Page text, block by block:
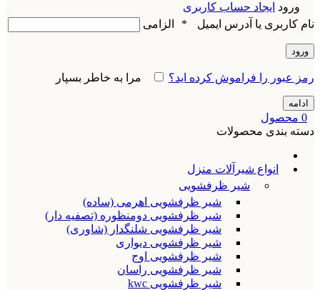
ورود ایجاد حساب کاربری
نام کاربری یا آدرس ایمیل
* الزامی
ورود
رمز عبور را فراموش کرده اید؟ مرا به خاطر بسپار
ادامه
0 محصول
دسته بندی محصولات
انواع شیرآلات منزل
شیر ظرفشویی
شیر ظرفشویی اهرمی (ساده)
شیر ظرفشویی دومنظوره (تصفیه دار)
شیر ظرفشویی شلنگدار (شاوری)
شیر ظرفشویی دیواری
شیر ظرفشویی اوج
شیر ظرفشویی راسان
شیر ظرفشویی kwc